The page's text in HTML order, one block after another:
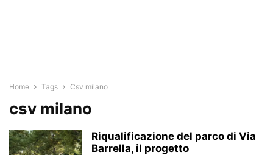
Home Tags Csv milano
csv milano
Riqualificazione del parco di Via
Barrella, il progetto